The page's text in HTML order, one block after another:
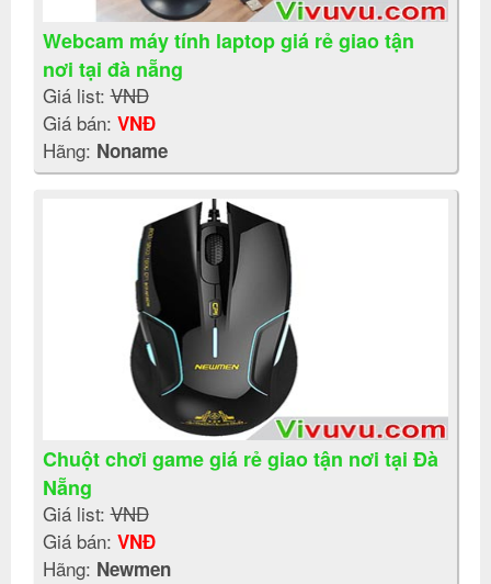
Webcam máy tính laptop giá rẻ giao tận
nơi tại đà nẵng
Giá list:VNĐ
Giá bán: VNĐ
Hãng: Noname
Chuột chơi game giá rẻ giao tận nơi tại Đà
Nẵng
Giá list:VNĐ
Giá bán: VNĐ
Hãng: Newmen